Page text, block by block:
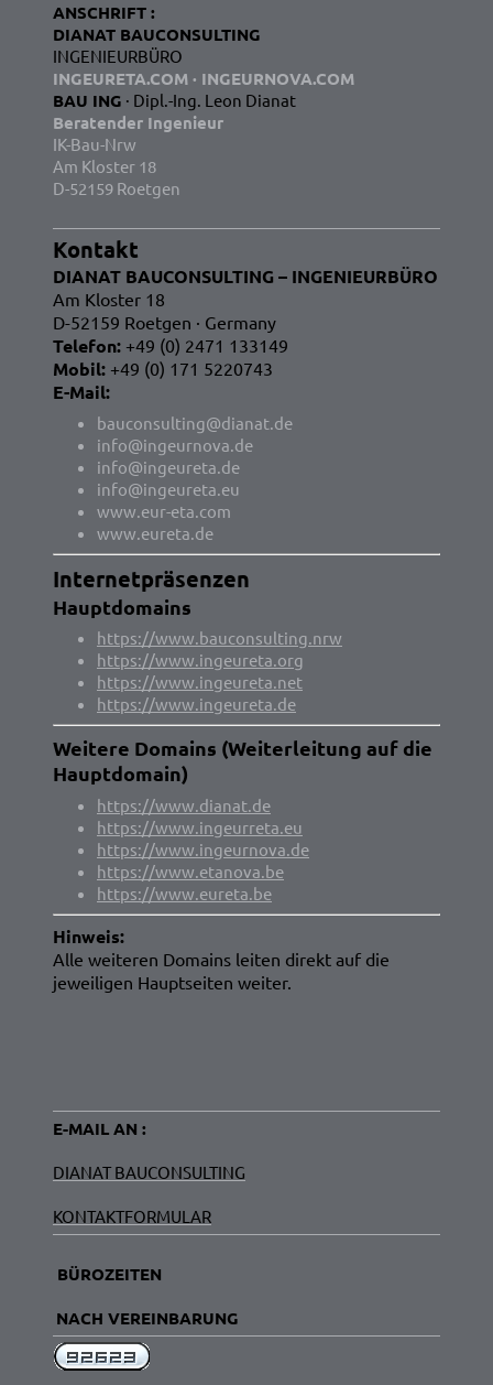
ANSCHRIFT :
DIANAT BAUCONSULTING
INGENIEURBÜRO
INGEURETA.COM · INGEURNOVA.COM
BAU ING · Dipl.-Ing. Leon Dianat
Beratender Ingenieur
IK-Bau-Nrw
Am Kloster 18
D-52159 Roetgen
Kontakt
DIANAT BAUCONSULTING – INGENIEURBÜRO
Am Kloster 18
D-52159 Roetgen · Germany
Telefon: +49 (0) 2471 133149
Mobil: +49 (0) 171 5220743
E-Mail:
bauconsulting@dianat.de
info@ingeurnova.de
info@ingeureta.de
info@ingeureta.eu
www.eur-eta.com
www.eureta.de
Internetpräsenzen
Hauptdomains
https://www.bauconsulting.nrw
https://www.ingeureta.org
https://www.ingeureta.net
https://www.ingeureta.de
Weitere Domains (Weiterleitung auf die
Hauptdomain)
https://www.dianat.de
https://www.ingeurreta.eu
https://www.ingeurnova.de
https://www.etanova.be
https://www.eureta.be
Hinweis:
Alle weiteren Domains leiten direkt auf die
jeweiligen Hauptseiten weiter.
E-MAIL AN :
DIANAT BAUCONSULTING
KONTAKTFORMULAR
BÜROZEITEN
NACH VEREINBARUNG